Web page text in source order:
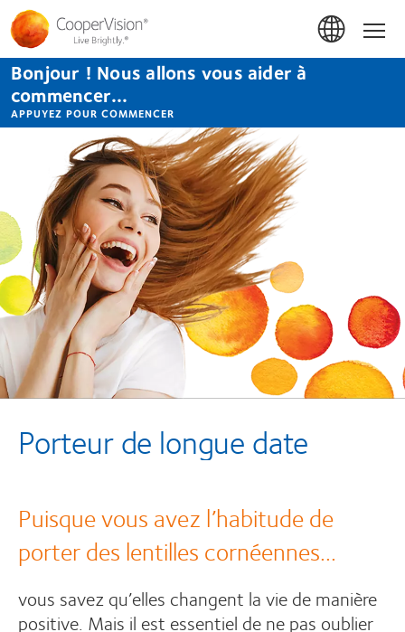
Aller
au
contenu
principal
Bonjour ! Nous allons vous aider à
commencer...
APPUYEZ POUR COMMENCER
Porteur de longue date
Puisque vous avez l’habitude de
porter des lentilles cornéennes...
vous savez qu’elles changent la vie de manière
positive. Mais il est essentiel de ne pas oublier